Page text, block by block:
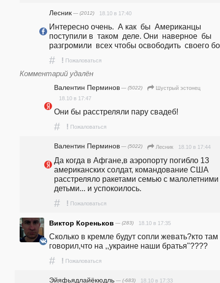
Лесник — (2012) 18.10 в 17:40
Интересно очень.  А как  бы  Американцы
поступили в  таком  деле. Они  наверное  бы
разгромили  всех чтобы освободить  своего
# ! Пожаловаться
Комментарий удалён
Валентин Перминов — (5022)
Шустрый эстонец
18.10 в 17:47
Они бы расстреляли пару свадеб!
# ! Пожаловаться
Валентин Перминов — (5022) Лесник 18.10 в 17:44
Да когда в Афгане,в аэропорту погибло 13
американских солдат, командование США
расстреляло ракетами семью с малолетними
детьми... и успокоилось.
# ! Пожаловаться
Виктор Кореньков — (283) 18.10 в 17:35
Сколько в кремле будут сопли жевать?кто там
говорил,что на ,,украине наши братья"????
# ! Пожаловаться
Эйяфьядлайёкюдль — (-683) 18.10 в 17:33